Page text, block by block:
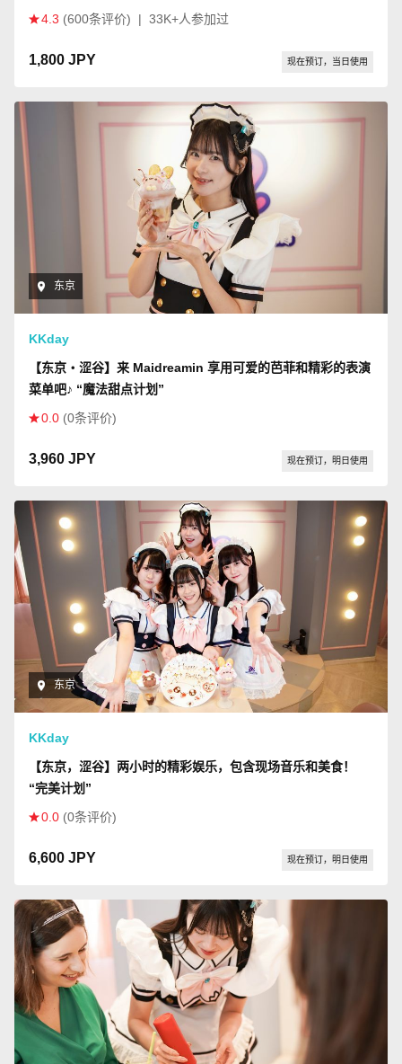
4.3 (600条评价) | 33K+人参加过
1,800 JPY 现在预订，当日使用
东京
KKday
【东京・涩谷】来 Maidreamin 享用可爱的芭菲和精彩的表演
菜单吧♪ “魔法甜点计划”
0.0 (0条评价)
3,960 JPY 现在预订，明日使用
东京
KKday
【东京，涩谷】两小时的精彩娱乐，包含现场音乐和美食！
“完美计划”
0.0 (0条评价)
6,600 JPY 现在预订，明日使用